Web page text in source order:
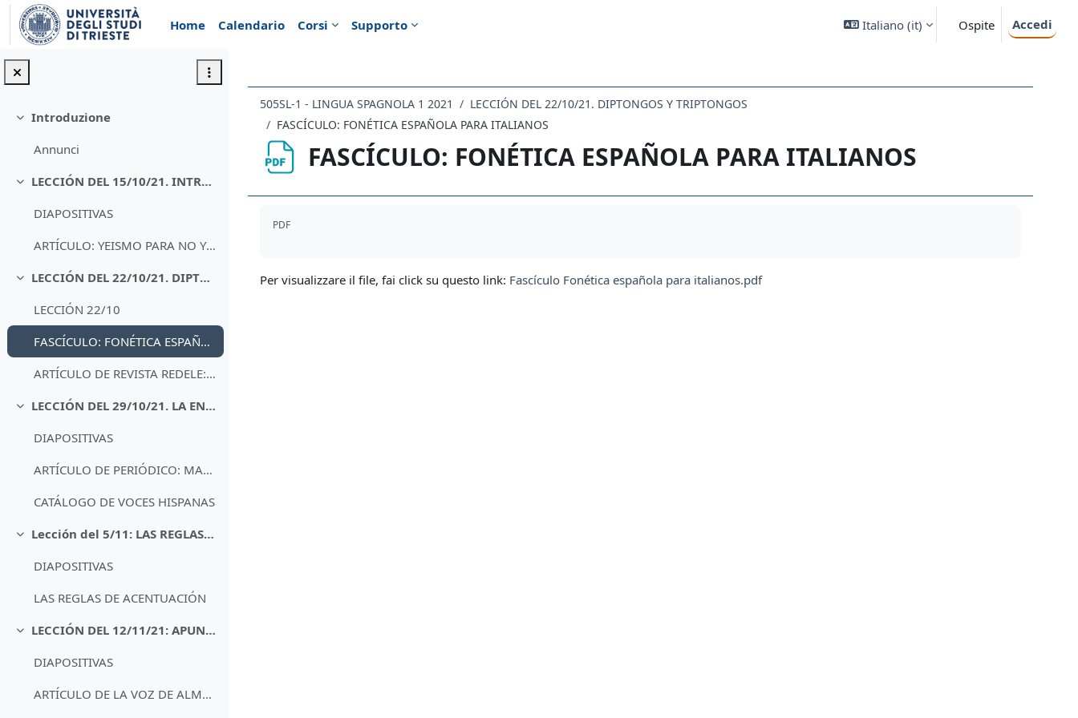
Vai al contenuto principale
Home
Calendario Corsi Supporto Italiano ‎(it)‎ Ospite Accedi
Minimizza
Introduzione
Annunci
Minimizza
LECCIÓN DEL 15/10/21. INTRODUCCIÓN A LA FONÉTICA Y A LA FONOLOGÍA
DIAPOSITIVAS
ARTÍCULO: YEISMO PARA NO YEISTAS
Minimizza
LECCIÓN DEL 22/10/21. DIPTONGOS Y TRIPTONGOS
LECCIÓN 22/10
FASCÍCULO: FONÉTICA ESPAÑOLA PARA ITALIANOS
ARTÍCULO DE REVISTA REDELE: LA PRONUNCIACIÓN EN LA CLASE DE ELE
Minimizza
LECCIÓN DEL 29/10/21. LA ENTONACIÓN
DIAPOSITIVAS
ARTÍCULO DE PERIÓDICO: MADRÍ, MADRIZ, MADRIT...
CATÁLOGO DE VOCES HISPANAS
Minimizza
Lección del 5/11: LAS REGLAS DE ACENTUACIÓN
DIAPOSITIVAS
LAS REGLAS DE ACENTUACIÓN
Minimizza
LECCIÓN DEL 12/11/21: APUNTES DE ORTOGRAFÍA
DIAPOSITIVAS
ARTÍCULO DE LA VOZ DE ALMERÍA
505SL-1 - LINGUA SPAGNOLA 1 2021
LECCIÓN DEL 22/10/21. DIPTONGOS Y TRIPTONGOS
FASCÍCULO: FONÉTICA ESPAÑOLA PARA ITALIANOS
FASCÍCULO: FONÉTICA ESPAÑOLA PARA ITALIANOS
PDF
Per visualizzare il file, fai click su questo link: Fascículo Fonética española para italianos.pdf